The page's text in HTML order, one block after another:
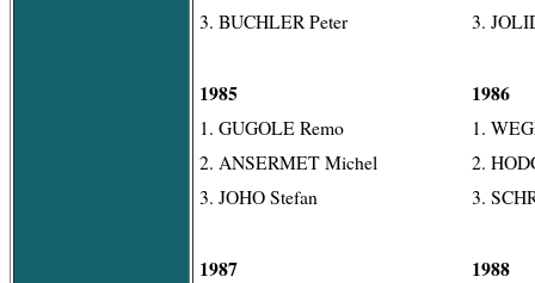
3. BUCHLER Peter
1985
1. GUGOLE Remo
2. ANSERMET Michel
3. JOHO Stefan
1987
3.
1986
1.
2.
3.
1988